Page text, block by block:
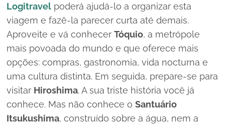
Logitravel poderá ajudá-lo a organizar esta
viagem e fazê-la parecer curta até demais.
Aproveite e vá conhecer Tóquio, a metrópole
mais povoada do mundo e que oferece mais
opções: compras, gastronomia, vida nocturna e
uma cultura distinta. Em seguida, prepare-se para
visitar Hiroshima. A sua triste história você já
conhece. Mas não conhece o Santuário
Itsukushima, construído sobre a água, nem a